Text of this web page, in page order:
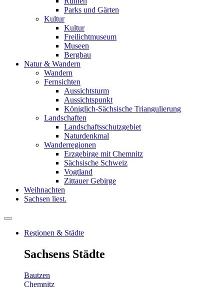
Parks und Gärten
Kultur
Kultur
Freilichtmuseum
Museen
Bergbau
Natur & Wandern
Wandern
Fernsichten
Aussichtsturm
Aussichtspunkt
Königlich-Sächsische Triangulierung
Landschaften
Landschaftsschutzgebiet
Naturdenkmal
Wanderregionen
Erzgebirge mit Chemnitz
Sächsische Schweiz
Vogtland
Zittauer Gebirge
Weihnachten
Sachsen liest.
Regionen & Städte
Sachsens Städte
Bautzen
Chemnitz